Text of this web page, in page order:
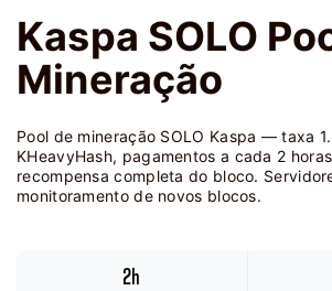
Kaspa SOLO
Mineração
Pool de mineração SOLO Kaspa — taxa
KHeavyHash, pagamentos a cada 2
recompensa completa do bloco.
monitoramento de novos blocos.
2h